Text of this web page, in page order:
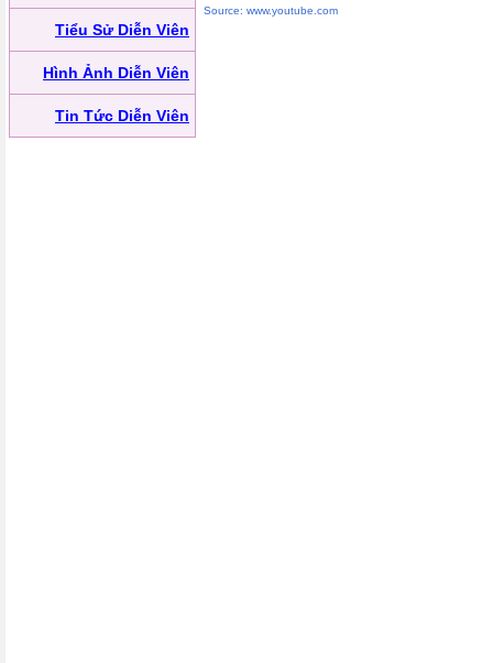
Tiểu Sử Diễn Viên
Hình Ảnh Diễn Viên
Tin Tức Diễn Viên
Source: www.youtube.com